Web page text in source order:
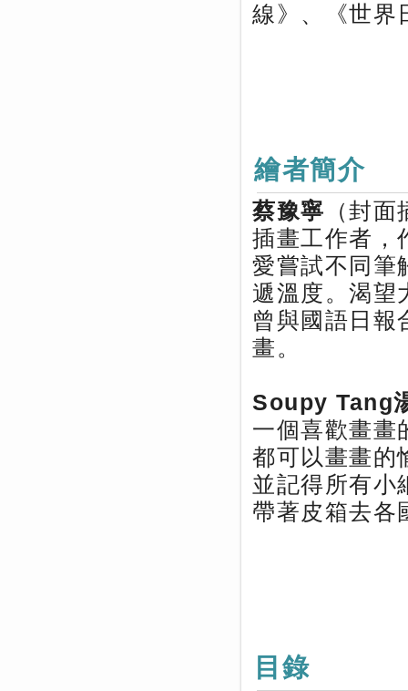
線》、《世界
繪者簡介
蔡豫寧 （封
插畫工作者，
愛嘗試不同筆
遞溫度。渴望
曾與國語日報
畫。
Soupy Tang
一個喜歡畫畫
都可以畫畫的
並記得所有小
帶著皮箱去各
目錄